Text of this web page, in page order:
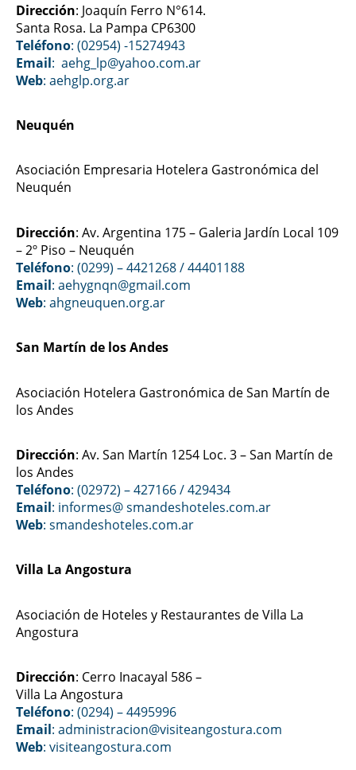
Dirección: Joaquín Ferro N°614.
Santa Rosa. La Pampa CP6300
Teléfono: (02954) -15274943
Email: aehg_lp@yahoo.com.ar
Web: aehglp.org.ar
Neuquén
Asociación Empresaria Hotelera Gastronómica del
Neuquén
Dirección: Av. Argentina 175 – Galeria Jardín Local 109
– 2º Piso – Neuquén
Teléfono: (0299) – 4421268 / 44401188
Email: aehygnqn@gmail.com
Web: ahgneuquen.org.ar
San Martín de los Andes
Asociación Hotelera Gastronómica de San Martín de
los Andes
Dirección: Av. San Martín 1254 Loc. 3 – San Martín de
los Andes
Teléfono: (02972) – 427166 / 429434
Email: informes@ smandeshoteles.com.ar
Web: smandeshoteles.com.ar
Villa La Angostura
Asociación de Hoteles y Restaurantes de Villa La
Angostura
Dirección: Cerro Inacayal 586 –
Villa La Angostura
Teléfono: (0294) – 4495996
Email: administracion@visiteangostura.com
Web: visiteangostura.com